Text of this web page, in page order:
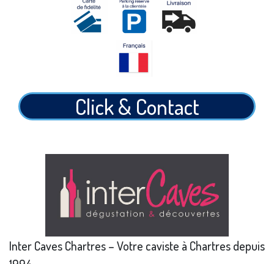
Click & Contact
Inter Caves Chartres – Votre caviste à Chartres depuis